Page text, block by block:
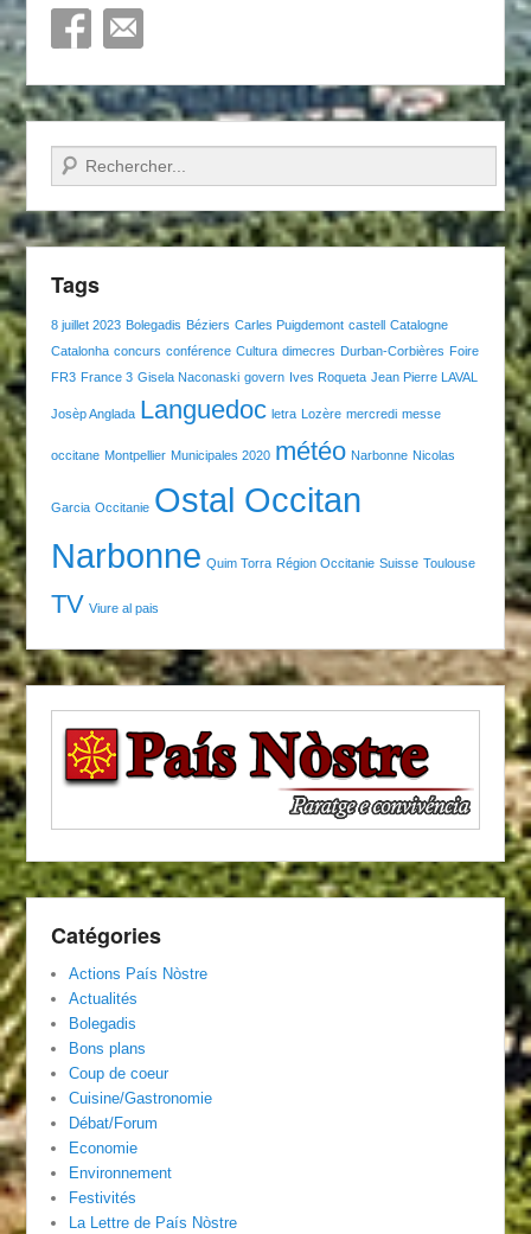
Recherche
Tags
8 juillet 2023 Bolegadis Béziers Carles Puigdemont castell Catalogne
Catalonha concurs conférence Cultura dimecres Durban-Corbières Foire
FR3 France 3 Gisela Naconaski govern Ives Roqueta Jean Pierre LAVAL
Josèp Anglada Languedoc letra Lozère mercredi messe
occitane Montpellier Municipales 2020 météo Narbonne Nicolas
Garcia Occitanie Ostal Occitan
Narbonne Quim Torra Région Occitanie Suisse Toulouse
TV Viure al pais
Catégories
Actions País Nòstre
Actualités
Bolegadis
Bons plans
Coup de coeur
Cuisine/Gastronomie
Débat/Forum
Economie
Environnement
Festivités
La Lettre de País Nòstre